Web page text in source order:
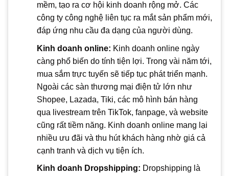
mềm, tạo ra cơ hội kinh doanh rộng mở. Các
công ty công nghệ liên tục ra mắt sản phẩm mới,
đáp ứng nhu cầu đa dạng của người dùng.
Kinh doanh online: Kinh doanh online ngày
càng phổ biến do tính tiện lợi. Trong vài năm tới,
mua sắm trực tuyến sẽ tiếp tục phát triển mạnh.
Ngoài các sàn thương mại điện tử lớn như
Shopee, Lazada, Tiki, các mô hình bán hàng
qua livestream trên TikTok, fanpage, và website
cũng rất tiềm năng. Kinh doanh online mang lại
nhiều ưu đãi và thu hút khách hàng nhờ giá cả
cạnh tranh và dịch vụ tiện ích.
Kinh doanh Dropshipping: Dropshipping là